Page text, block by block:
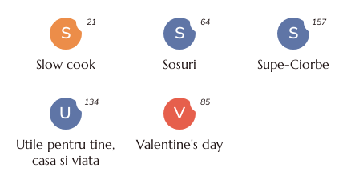
S
Slow cook
21
S
Sosuri
64
S
Supe-Ciorbe
157
U
Utile pentru tine,
casa si viata
134
V
Valentine's day
85